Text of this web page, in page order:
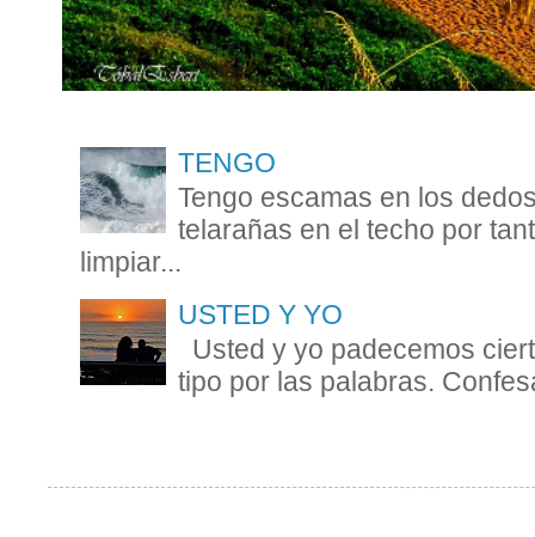
TENGO
Tengo escamas en los
telarañas en el techo por
limpiar...
USTED Y YO
Usted y yo padecemos
tipo por las palabras.